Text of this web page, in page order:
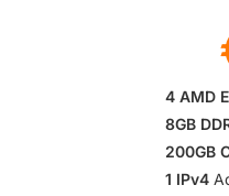
4 AMD
8GB
200GB
1 IPv4